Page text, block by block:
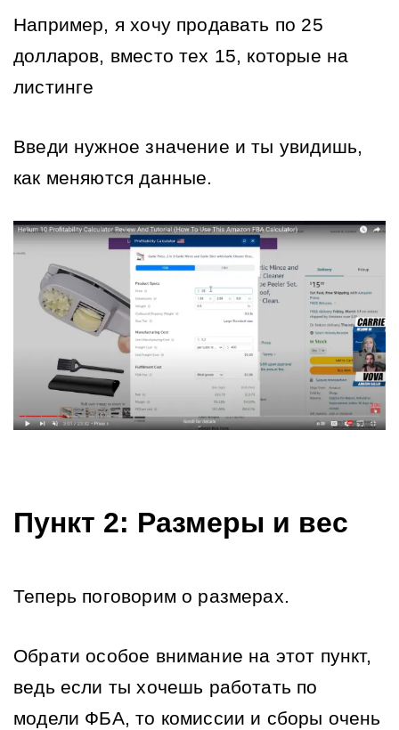
Например, я хочу продавать по 25
долларов, вместо тех 15, которые на
листинге
Введи нужное значение и ты увидишь,
как меняются данные.
Пункт 2: Размеры и вес
Теперь поговорим о размерах.
Обрати особое внимание на этот пункт,
ведь если ты хочешь работать по
модели ФБА, то комиссии и сборы очень